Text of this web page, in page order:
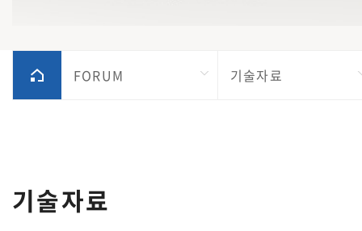
FORUM 기술자료
기술자료